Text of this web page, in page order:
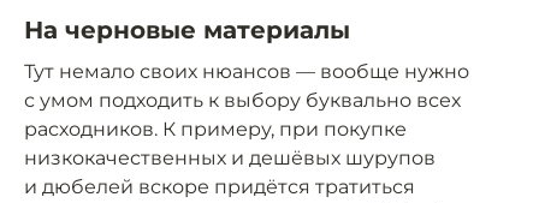
На черновые материалы
Тут немало своих нюансов — вообще нужно
с умом подходить к выбору буквально всех
расходников. К примеру, при покупке
низкокачественных и дешёвых шурупов
и дюбелей вскоре придётся тратиться